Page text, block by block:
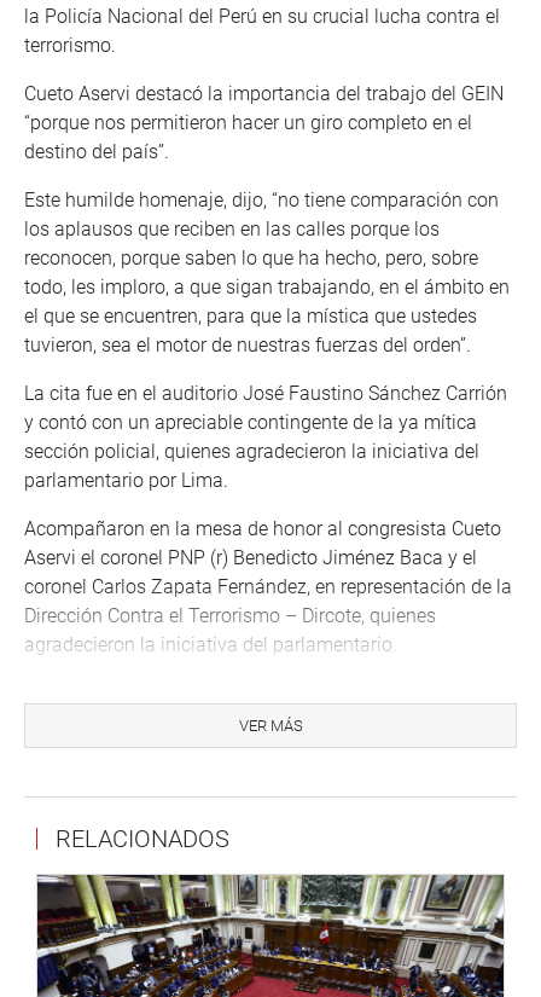
la Policía Nacional del Perú en su crucial lucha contra el
terrorismo.
Cueto Aservi destacó la importancia del trabajo del GEIN
“porque nos permitieron hacer un giro completo en el
destino del país”.
Este humilde homenaje, dijo, “no tiene comparación con
los aplausos que reciben en las calles porque los
reconocen, porque saben lo que ha hecho, pero, sobre
todo, les imploro, a que sigan trabajando, en el ámbito en
el que se encuentren, para que la mística que ustedes
tuvieron, sea el motor de nuestras fuerzas del orden”.
La cita fue en el auditorio José Faustino Sánchez Carrión
y contó con un apreciable contingente de la ya mítica
sección policial, quienes agradecieron la iniciativa del
parlamentario por Lima.
Acompañaron en la mesa de honor al congresista Cueto
Aservi el coronel PNP (r) Benedicto Jiménez Baca y el
coronel Carlos Zapata Fernández, en representación de la
Dirección Contra el Terrorismo – Dircote, quienes
agradecieron la iniciativa del parlamentario.
Asociación GEIN histórico, Elena Vadillo Carrillo; y el
exministro del Interior, general PNP (r) Carlos Morán Soto.
OFICINA DE COMUNICACIONES E IMAGEN
INSTITUCIONAL
VER MÁS
RELACIONADOS